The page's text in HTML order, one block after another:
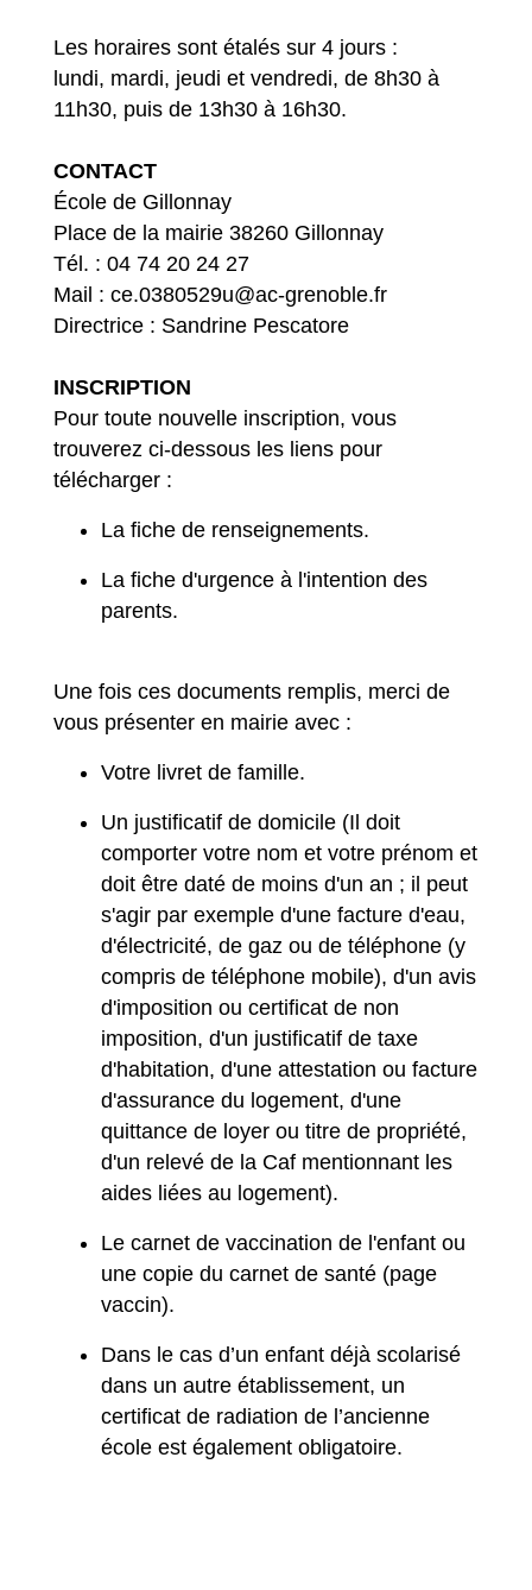
Les horaires sont étalés sur 4 jours :
lundi, mardi, jeudi et vendredi, de 8h30 à
11h30, puis de 13h30 à 16h30.
CONTACT
École de Gillonnay
Place de la mairie 38260 Gillonnay
Tél. : 04 74 20 24 27
Mail : ce.0380529u@ac-grenoble.fr
Directrice : Sandrine Pescatore
INSCRIPTION
Pour toute nouvelle inscription, vous
trouverez ci-dessous les liens pour
télécharger :
La fiche de renseignements.
La fiche d'urgence à l'intention des
parents.
Une fois ces documents remplis, merci de
vous présenter en mairie avec :
Votre livret de famille.
Un justificatif de domicile (Il doit
comporter votre nom et votre prénom et
doit être daté de moins d'un an ; il peut
s'agir par exemple d'une facture d'eau,
d'électricité, de gaz ou de téléphone (y
compris de téléphone mobile), d'un avis
d'imposition ou certificat de non
imposition, d'un justificatif de taxe
d'habitation, d'une attestation ou facture
d'assurance du logement, d'une
quittance de loyer ou titre de propriété,
d'un relevé de la Caf mentionnant les
aides liées au logement).
Le carnet de vaccination de l'enfant ou
une copie du carnet de santé (page
vaccin).
Dans le cas d’un enfant déjà scolarisé
dans un autre établissement, un
certificat de radiation de l’ancienne
école est également obligatoire.